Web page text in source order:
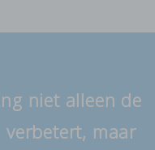
niet alleen de
maar